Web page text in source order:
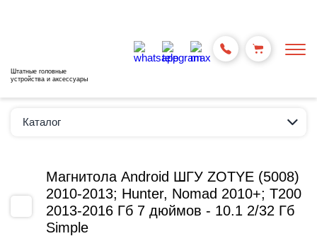
Штатные головные
устройства и аксессуары
Каталог
Магнитола Android ШГУ ZOTYE (5008)
2010-2013; Hunter, Nomad 2010+; T200
2013-2016 Гб 7 дюймов - 10.1 2/32 Гб
Simple